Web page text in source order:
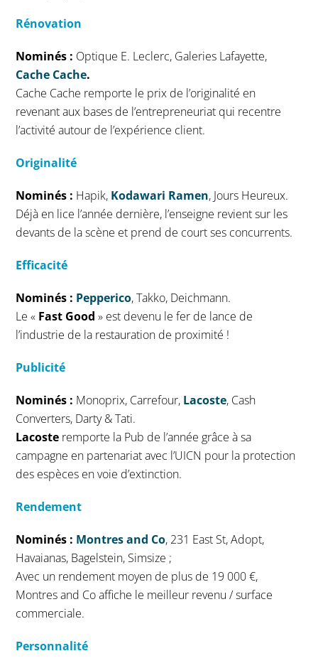
Rénovation
Nominés : Optique E. Leclerc, Galeries Lafayette,
Cache Cache.
Cache Cache remporte le prix de l’originalité en
revenant aux bases de l’entrepreneuriat qui recentre
l’activité autour de l’expérience client.
Originalité
Nominés : Hapik, Kodawari Ramen, Jours Heureux.
Déjà en lice l’année dernière, l’enseigne revient sur les
devants de la scène et prend de court ses concurrents.
Efficacité
Nominés : Pepperico, Takko, Deichmann.
Le « Fast Good » est devenu le fer de lance de
l’industrie de la restauration de proximité !
Publicité
Nominés : Monoprix, Carrefour, Lacoste, Cash
Converters, Darty & Tati.
Lacoste remporte la Pub de l’année grâce à sa
campagne en partenariat avec l’UICN pour la protection
des espèces en voie d’extinction.
Rendement
Nominés : Montres and Co, 231 East St, Adopt,
Havaianas, Bagelstein, Simsize ;
Avec un rendement moyen de plus de 19 000 €,
Montres and Co affiche le meilleur revenu / surface
commerciale.
Personnalité